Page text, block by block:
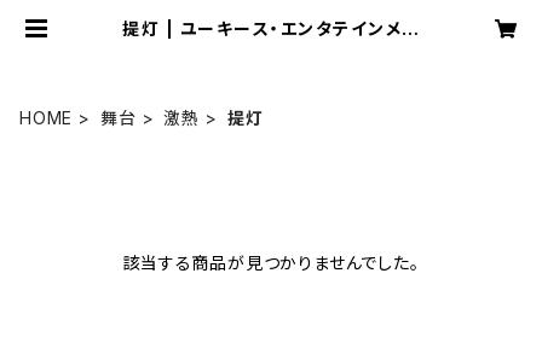
提灯 | ユーキース・エンタテインメン
HOME 舞台 激熱 提灯
該当する商品が見つかりませんでした。